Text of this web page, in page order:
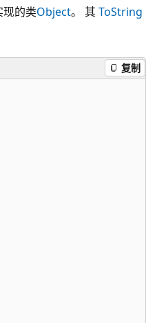
现的类Object。 其ToString
复制